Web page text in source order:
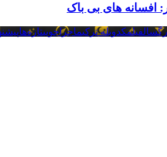
افسانه های بی باک
فیلمکدوبله ترکیماجراجوییتازه‌ها